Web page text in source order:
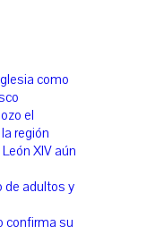
como
el
región
XIV aún
de adultos y
confirma su